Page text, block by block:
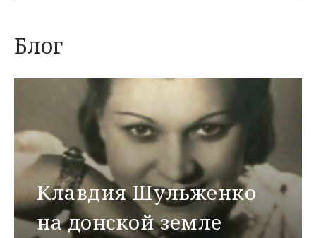
Блог
Клавдия Шульженко
на донской земле